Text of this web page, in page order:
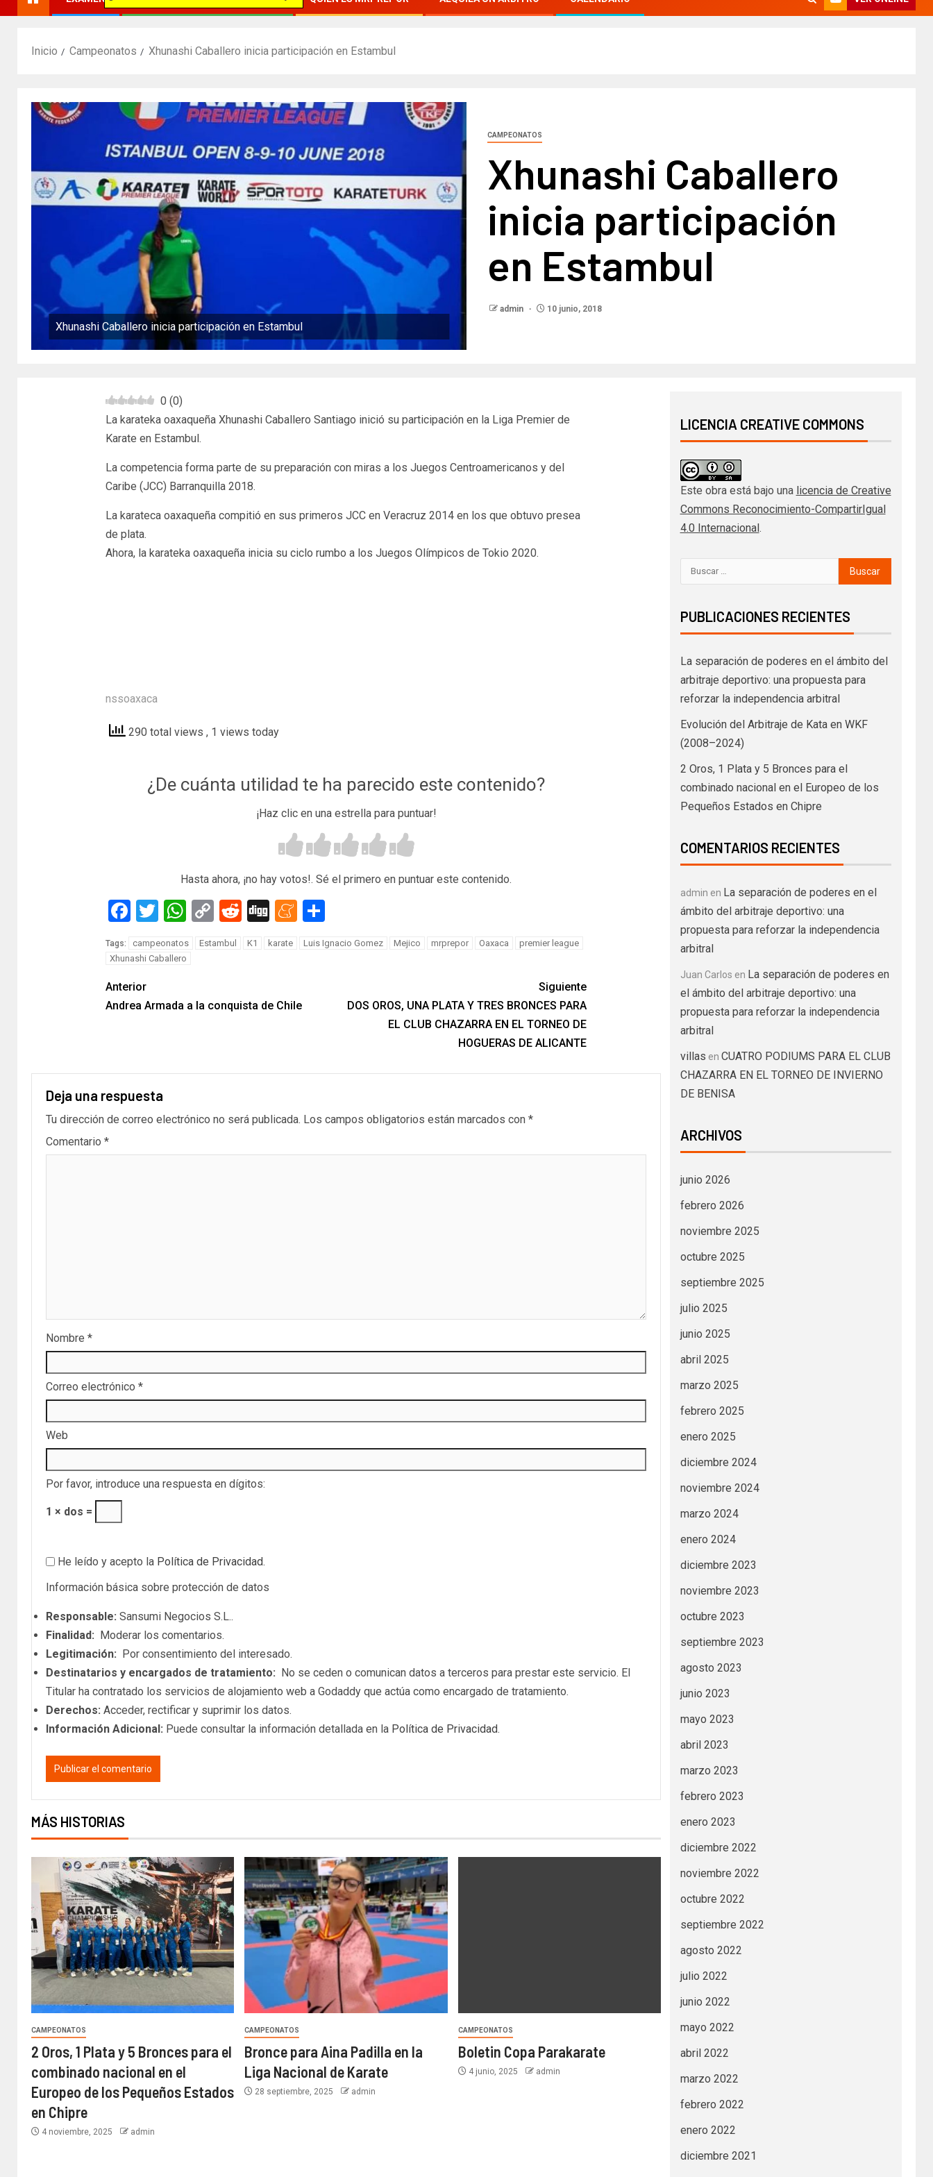
Inicio Campeonatos Xhunashi Caballero inicia participación en Estambul
Xhunashi Caballero inicia participación en Estambul
CAMPEONATOS
Xhunashi Caballero
inicia participación
en Estambul
admin 10 junio, 2018
0 (0)
La karateka oaxaqueña Xhunashi Caballero Santiago inició su participación en la Liga Premier de
Karate en Estambul.
La competencia forma parte de su preparación con miras a los Juegos Centroamericanos y del
Caribe (JCC) Barranquilla 2018.
La karateca oaxaqueña compitió en sus primeros JCC en Veracruz 2014 en los que obtuvo presea
de plata.
Ahora, la karateka oaxaqueña inicia su ciclo rumbo a los Juegos Olímpicos de Tokio 2020.
nssoaxaca
290 total views , 1 views today
¿De cuánta utilidad te ha parecido este contenido?
¡Haz clic en una estrella para puntuar!
Hasta ahora, ¡no hay votos!. Sé el primero en puntuar este contenido.
Facebook
Twitter
WhatsApp
Copy
Link
Reddit
DiggMeneame
Compartir
Tags: campeonatos Estambul K1 karate Luis Ignacio Gomez Mejico mrprepor Oaxaca
premier league
Xhunashi Caballero
Anterior
Andrea Armada a la conquista de Chile
Siguiente
DOS OROS, UNA PLATA Y TRES BRONCES PARA
EL CLUB CHAZARRA EN EL TORNEO DE
HOGUERAS DE ALICANTE
Deja una respuesta
Tu dirección de correo electrónico no será publicada. Los campos obligatorios están marcados con *
Comentario *
Nombre *
Correo electrónico *
Web
Por favor, introduce una respuesta en dígitos:
1 × dos =
He leído y acepto la Política de Privacidad.
Información básica sobre protección de datos
Responsable: Sansumi Negocios S.L..
Finalidad: Moderar los comentarios.
Legitimación: Por consentimiento del interesado.
Destinatarios y encargados de tratamiento: No se ceden o comunican datos a terceros para prestar este servicio. El
Titular ha contratado los servicios de alojamiento web a Godaddy que actúa como encargado de tratamiento.
Derechos: Acceder, rectificar y suprimir los datos.
Información Adicional: Puede consultar la información detallada en la Política de Privacidad.
MÁS HISTORIAS
CAMPEONATOS
2 Oros, 1 Plata y 5 Bronces para el
combinado nacional en el
Europeo de los Pequeños Estados
en Chipre
4 noviembre, 2025 admin
CAMPEONATOS
Bronce para Aina Padilla en la
Liga Nacional de Karate
28 septiembre, 2025 admin
CAMPEONATOS
Boletin Copa Parakarate
4 junio, 2025 admin
LICENCIA CREATIVE COMMONS
Este obra está bajo una licencia de Creative
Commons Reconocimiento-CompartirIgual
4.0 Internacional.
PUBLICACIONES RECIENTES
La separación de poderes en el ámbito del
arbitraje deportivo: una propuesta para
reforzar la independencia arbitral
Evolución del Arbitraje de Kata en WKF
(2008–2024)
2 Oros, 1 Plata y 5 Bronces para el
combinado nacional en el Europeo de los
Pequeños Estados en Chipre
COMENTARIOS RECIENTES
admin en La separación de poderes en el
ámbito del arbitraje deportivo: una
propuesta para reforzar la independencia
arbitral
Juan Carlos en La separación de poderes en
el ámbito del arbitraje deportivo: una
propuesta para reforzar la independencia
arbitral
villas en CUATRO PODIUMS PARA EL CLUB
CHAZARRA EN EL TORNEO DE INVIERNO
DE BENISA
ARCHIVOS
junio 2026
febrero 2026
noviembre 2025
octubre 2025
septiembre 2025
julio 2025
junio 2025
abril 2025
marzo 2025
febrero 2025
enero 2025
diciembre 2024
noviembre 2024
marzo 2024
enero 2024
diciembre 2023
noviembre 2023
octubre 2023
septiembre 2023
agosto 2023
junio 2023
mayo 2023
abril 2023
marzo 2023
febrero 2023
enero 2023
diciembre 2022
noviembre 2022
octubre 2022
septiembre 2022
agosto 2022
julio 2022
junio 2022
mayo 2022
abril 2022
marzo 2022
febrero 2022
enero 2022
diciembre 2021